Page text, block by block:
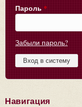
Пароль *
Забыли пароль?
Навигация